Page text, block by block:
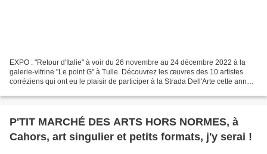
EXPO : "Retour d'Italie" à voir du 26 novembre au 24 décembre 2022 à la
galerie-vitrine "Le point G" à Tulle. Découvrez les œuvres des 10 artistes
corréziens qui ont eu le plaisir de participer à la Strada Dell'Arte cette année.
P'TIT MARCHÉ DES ARTS HORS NORMES, à
Cahors, art singulier et petits formats, j'y serai !